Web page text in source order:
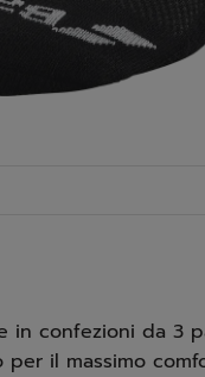
in confezioni da 3
il massimo